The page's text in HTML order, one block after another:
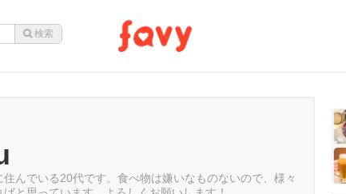
住んでいる20代です。食べ物は嫌いなものないので、様々